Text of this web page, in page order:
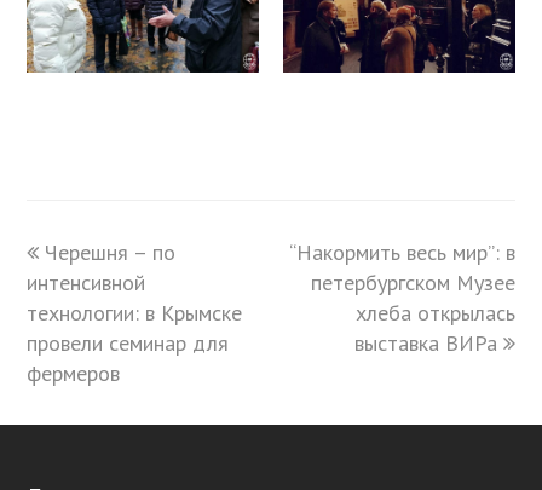
previous
post:
Черешня – по
интенсивной
технологии: в Крымске
провели семинар для
фермеров
next
post:
“Накормить весь мир”: в
петербургском Музее
хлеба открылась
выставка ВИРа